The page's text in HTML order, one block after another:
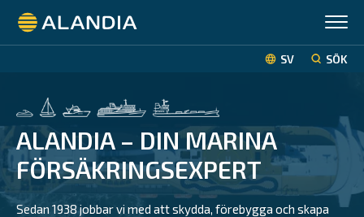
Alandia
SV SÖK
ALANDIA – DIN MARINA
FÖRSÄKRINGSEXPERT
Sedan 1938 jobbar vi med att skydda, förebygga och skapa